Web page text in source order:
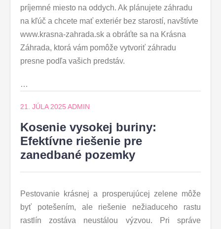
príjemné miesto na oddych. Ak plánujete záhradu
na kľúč a chcete mať exteriér bez starostí, navštívte
www.krasna-zahrada.sk a obráťte sa na Krásna
Záhrada, ktorá vám pomôže vytvoriť záhradu
presne podľa vašich predstáv.
…
21. JÚLA 2025 ADMIN
Kosenie vysokej buriny:
Efektívne riešenie pre
zanedbané pozemky
Pestovanie krásnej a prosperujúcej zelene môže
byť potešením, ale riešenie nežiaduceho rastu
rastlín zostáva neustálou výzvou. Pri správe